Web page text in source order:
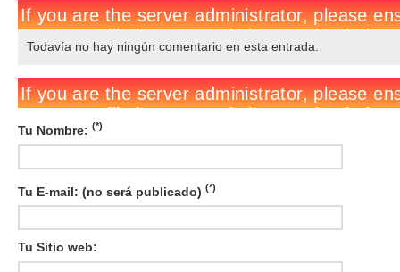
Todavía no hay ningún comentario en esta entrada.
Tu Nombre: (*)
Tu E-mail: (no será publicado) (*)
Tu Sitio web: